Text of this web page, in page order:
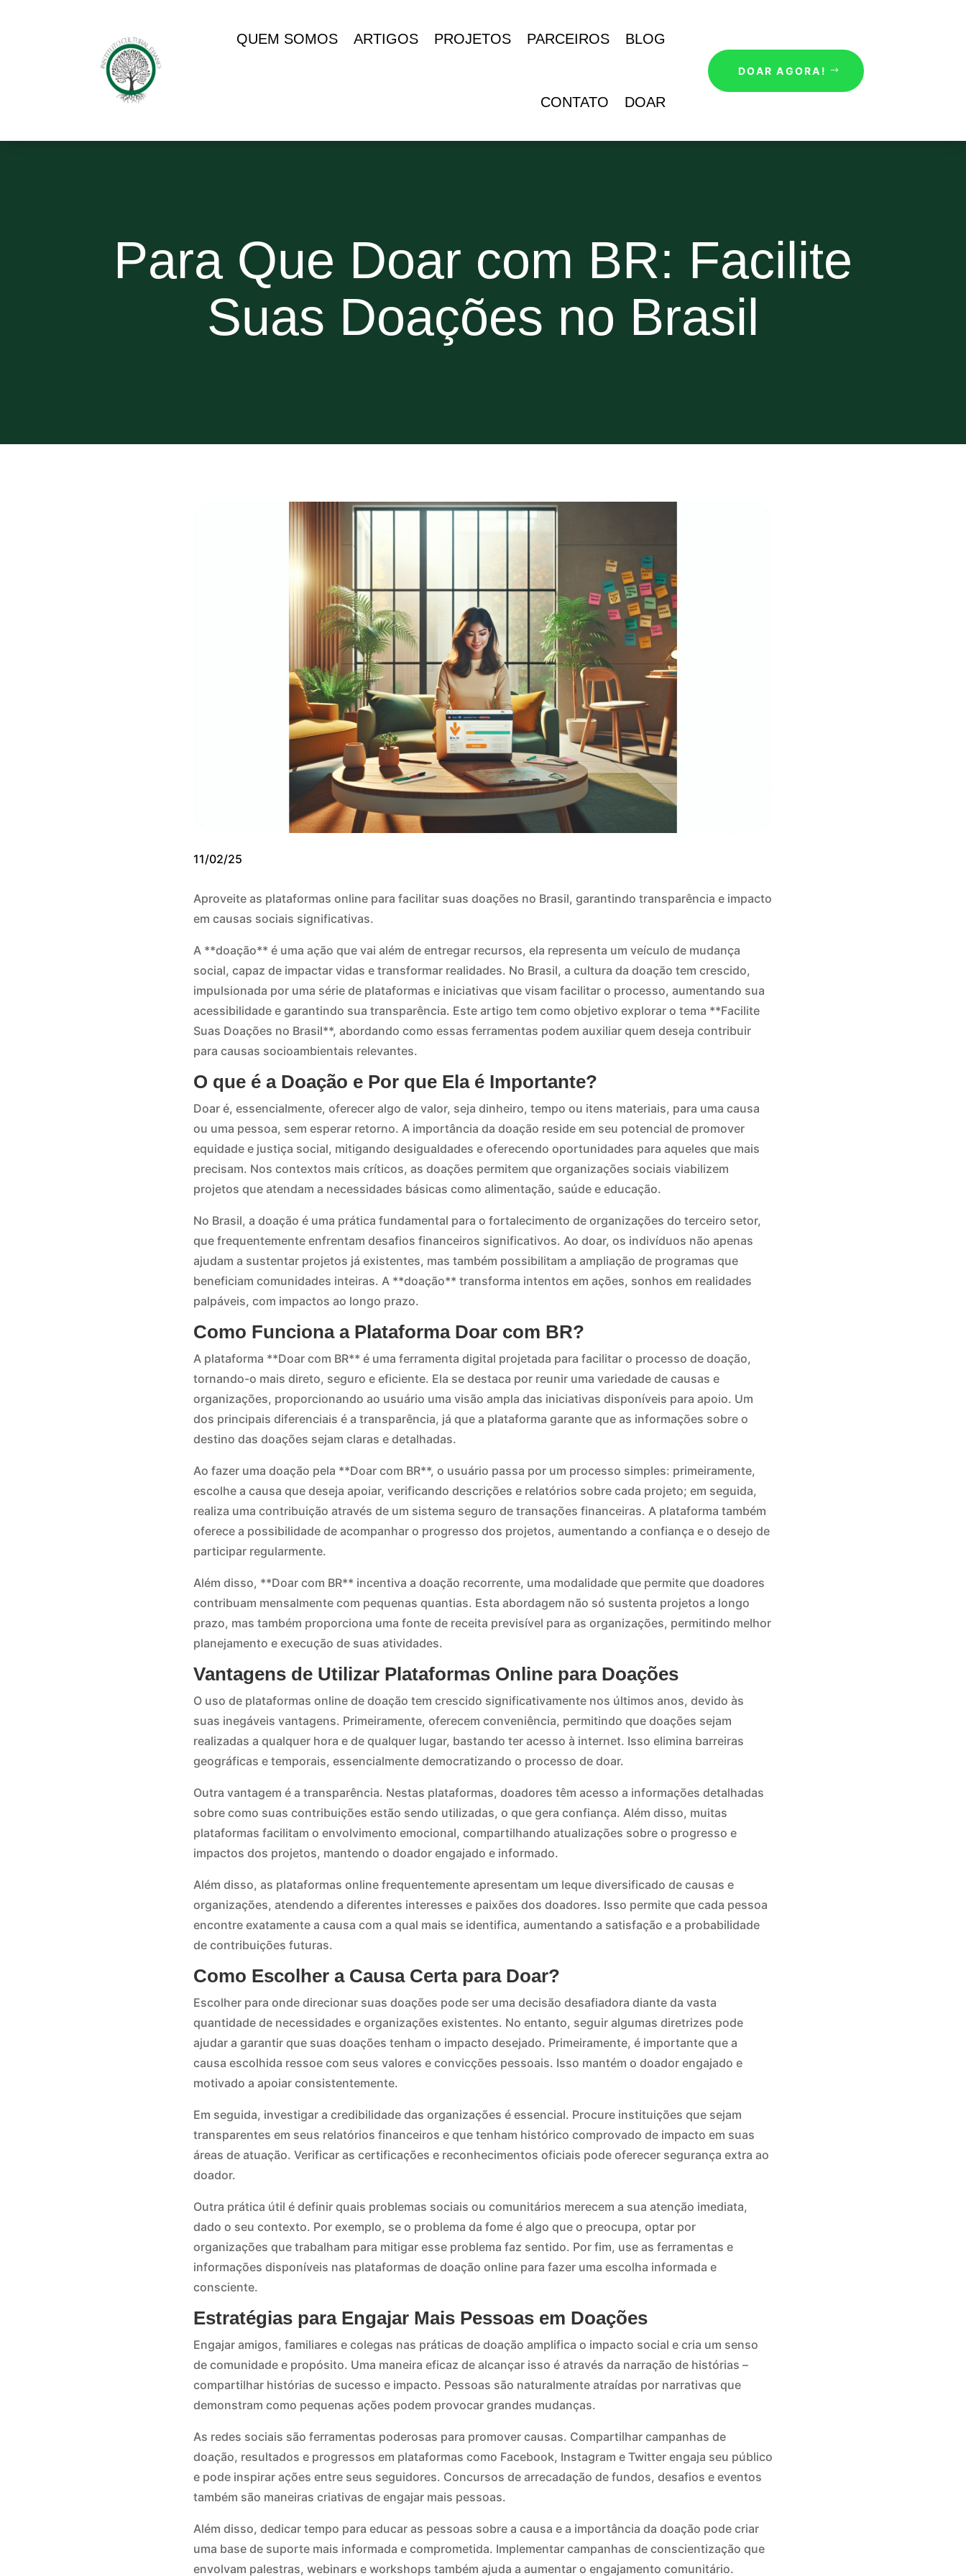
QUEM SOMOS ARTIGOS PROJETOS PARCEIROS BLOG
CONTATO DOAR
DOAR AGORA!
Para Que Doar com BR: Facilite
Suas Doações no Brasil
11/02/25
Aproveite as plataformas online para facilitar suas doações no Brasil, garantindo transparência e impacto
em causas sociais significativas.
A **doação** é uma ação que vai além de entregar recursos, ela representa um veículo de mudança
social, capaz de impactar vidas e transformar realidades. No Brasil, a cultura da doação tem crescido,
impulsionada por uma série de plataformas e iniciativas que visam facilitar o processo, aumentando sua
acessibilidade e garantindo sua transparência. Este artigo tem como objetivo explorar o tema **Facilite
Suas Doações no Brasil**, abordando como essas ferramentas podem auxiliar quem deseja contribuir
para causas socioambientais relevantes.
O que é a Doação e Por que Ela é Importante?
Doar é, essencialmente, oferecer algo de valor, seja dinheiro, tempo ou itens materiais, para uma causa
ou uma pessoa, sem esperar retorno. A importância da doação reside em seu potencial de promover
equidade e justiça social, mitigando desigualdades e oferecendo oportunidades para aqueles que mais
precisam. Nos contextos mais críticos, as doações permitem que organizações sociais viabilizem
projetos que atendam a necessidades básicas como alimentação, saúde e educação.
No Brasil, a doação é uma prática fundamental para o fortalecimento de organizações do terceiro setor,
que frequentemente enfrentam desafios financeiros significativos. Ao doar, os indivíduos não apenas
ajudam a sustentar projetos já existentes, mas também possibilitam a ampliação de programas que
beneficiam comunidades inteiras. A **doação** transforma intentos em ações, sonhos em realidades
palpáveis, com impactos ao longo prazo.
Como Funciona a Plataforma Doar com BR?
A plataforma **Doar com BR** é uma ferramenta digital projetada para facilitar o processo de doação,
tornando-o mais direto, seguro e eficiente. Ela se destaca por reunir uma variedade de causas e
organizações, proporcionando ao usuário uma visão ampla das iniciativas disponíveis para apoio. Um
dos principais diferenciais é a transparência, já que a plataforma garante que as informações sobre o
destino das doações sejam claras e detalhadas.
Ao fazer uma doação pela **Doar com BR**, o usuário passa por um processo simples: primeiramente,
escolhe a causa que deseja apoiar, verificando descrições e relatórios sobre cada projeto; em seguida,
realiza uma contribuição através de um sistema seguro de transações financeiras. A plataforma também
oferece a possibilidade de acompanhar o progresso dos projetos, aumentando a confiança e o desejo de
participar regularmente.
Além disso, **Doar com BR** incentiva a doação recorrente, uma modalidade que permite que doadores
contribuam mensalmente com pequenas quantias. Esta abordagem não só sustenta projetos a longo
prazo, mas também proporciona uma fonte de receita previsível para as organizações, permitindo melhor
planejamento e execução de suas atividades.
Vantagens de Utilizar Plataformas Online para Doações
O uso de plataformas online de doação tem crescido significativamente nos últimos anos, devido às
suas inegáveis vantagens. Primeiramente, oferecem conveniência, permitindo que doações sejam
realizadas a qualquer hora e de qualquer lugar, bastando ter acesso à internet. Isso elimina barreiras
geográficas e temporais, essencialmente democratizando o processo de doar.
Outra vantagem é a transparência. Nestas plataformas, doadores têm acesso a informações detalhadas
sobre como suas contribuições estão sendo utilizadas, o que gera confiança. Além disso, muitas
plataformas facilitam o envolvimento emocional, compartilhando atualizações sobre o progresso e
impactos dos projetos, mantendo o doador engajado e informado.
Além disso, as plataformas online frequentemente apresentam um leque diversificado de causas e
organizações, atendendo a diferentes interesses e paixões dos doadores. Isso permite que cada pessoa
encontre exatamente a causa com a qual mais se identifica, aumentando a satisfação e a probabilidade
de contribuições futuras.
Como Escolher a Causa Certa para Doar?
Escolher para onde direcionar suas doações pode ser uma decisão desafiadora diante da vasta
quantidade de necessidades e organizações existentes. No entanto, seguir algumas diretrizes pode
ajudar a garantir que suas doações tenham o impacto desejado. Primeiramente, é importante que a
causa escolhida ressoe com seus valores e convicções pessoais. Isso mantém o doador engajado e
motivado a apoiar consistentemente.
Em seguida, investigar a credibilidade das organizações é essencial. Procure instituições que sejam
transparentes em seus relatórios financeiros e que tenham histórico comprovado de impacto em suas
áreas de atuação. Verificar as certificações e reconhecimentos oficiais pode oferecer segurança extra ao
doador.
Outra prática útil é definir quais problemas sociais ou comunitários merecem a sua atenção imediata,
dado o seu contexto. Por exemplo, se o problema da fome é algo que o preocupa, optar por
organizações que trabalham para mitigar esse problema faz sentido. Por fim, use as ferramentas e
informações disponíveis nas plataformas de doação online para fazer uma escolha informada e
consciente.
Estratégias para Engajar Mais Pessoas em Doações
Engajar amigos, familiares e colegas nas práticas de doação amplifica o impacto social e cria um senso
de comunidade e propósito. Uma maneira eficaz de alcançar isso é através da narração de histórias –
compartilhar histórias de sucesso e impacto. Pessoas são naturalmente atraídas por narrativas que
demonstram como pequenas ações podem provocar grandes mudanças.
As redes sociais são ferramentas poderosas para promover causas. Compartilhar campanhas de
doação, resultados e progressos em plataformas como Facebook, Instagram e Twitter engaja seu público
e pode inspirar ações entre seus seguidores. Concursos de arrecadação de fundos, desafios e eventos
também são maneiras criativas de engajar mais pessoas.
Além disso, dedicar tempo para educar as pessoas sobre a causa e a importância da doação pode criar
uma base de suporte mais informada e comprometida. Implementar campanhas de conscientização que
envolvam palestras, webinars e workshops também ajuda a aumentar o engajamento comunitário.